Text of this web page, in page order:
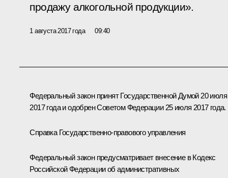
продажу алкогольной продукции».
1 августа 2017 года 09:40
Федеральный закон принят Государственной Думой 20 июля
2017 года и одобрен Советом Федерации 25 июля 2017 года.
Справка Государственно-правового управления
Федеральный закон предусматривает внесение в Кодекс
Российской Федерации об административных